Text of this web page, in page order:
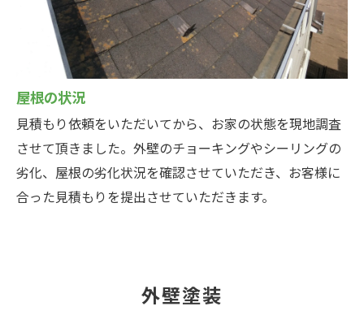
屋根の状況
見積もり依頼をいただいてから、お家の状態を現地調査
させて頂きました。外壁のチョーキングやシーリングの
劣化、屋根の劣化状況を確認させていただき、お客様に
合った見積もりを提出させていただきます。
外壁塗装